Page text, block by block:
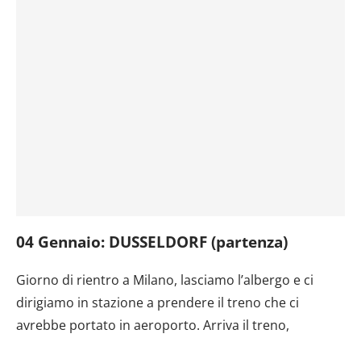
04 Gennaio: DUSSELDORF (partenza)
Giorno di rientro a Milano, lasciamo l’albergo e ci
dirigiamo in stazione a prendere il treno che ci
avrebbe portato in aeroporto. Arriva il treno,